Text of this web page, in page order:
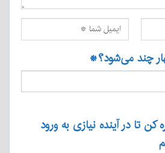
چند می‌شود؟*
تا در آینده نیازی به ورود